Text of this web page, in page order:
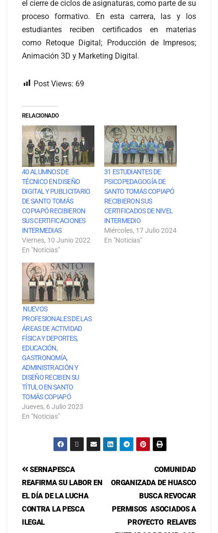
el cierre de ciclos de asignaturas, como parte de su
proceso formativo. En esta carrera, las y los
estudiantes reciben certificados en materias
como Retoque Digital; Producción de Impresos;
Animación 3D y Marketing Digital.
Post Views: 69
RELACIONADO
40 ALUMNOS DE
TÉCNICO EN DISEÑO
DIGITAL Y PUBLICITARIO
DE SANTO TOMÁS
COPIAPÓ RECIBIERON
SUS CERTIFICACIONES
INTERMEDIAS
Viernes, 10 Junio 2022
En "Noticias"
31 ESTUDIANTES DE
PSICOPEDAGOGÍA DE
SANTO TOMÁS COPIAPÓ
RECIBIERON SUS
CERTIFICADOS DE NIVEL
INTERMEDIO
Miércoles, 17 Julio 2024
En "Noticias"
NUEVOS
PROFESIONALES DE LAS
ÁREAS DE ACTIVIDAD
FÍSICA Y DEPORTES,
EDUCACIÓN,
GASTRONOMÍA,
ADMINISTRACIÓN Y
DISEÑO RECIBEN SU
TÍTULO EN SANTO
TOMÁS COPIAPÓ
Jueves, 6 Julio 2023
En "Noticias"
COMUNIDAD
ORGANIZADA DE HUASCO
BUSCA REVOCAR
PERMISOS ASOCIADOS A
PROYECTO RELAVES
SERNAPESCA
REAFIRMA SU LABOR EN
EL DÍA DE LA LUCHA
CONTRA LA PESCA
ILEGAL